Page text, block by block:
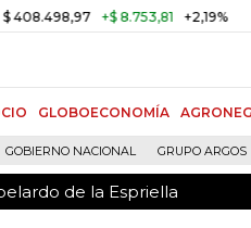
+$ 8.753,81 +2,19%
GLOBOECONOMÍA
GOBIERNO NACIONAL GRUPO ARGOS
de la Espriella
de la Espriella